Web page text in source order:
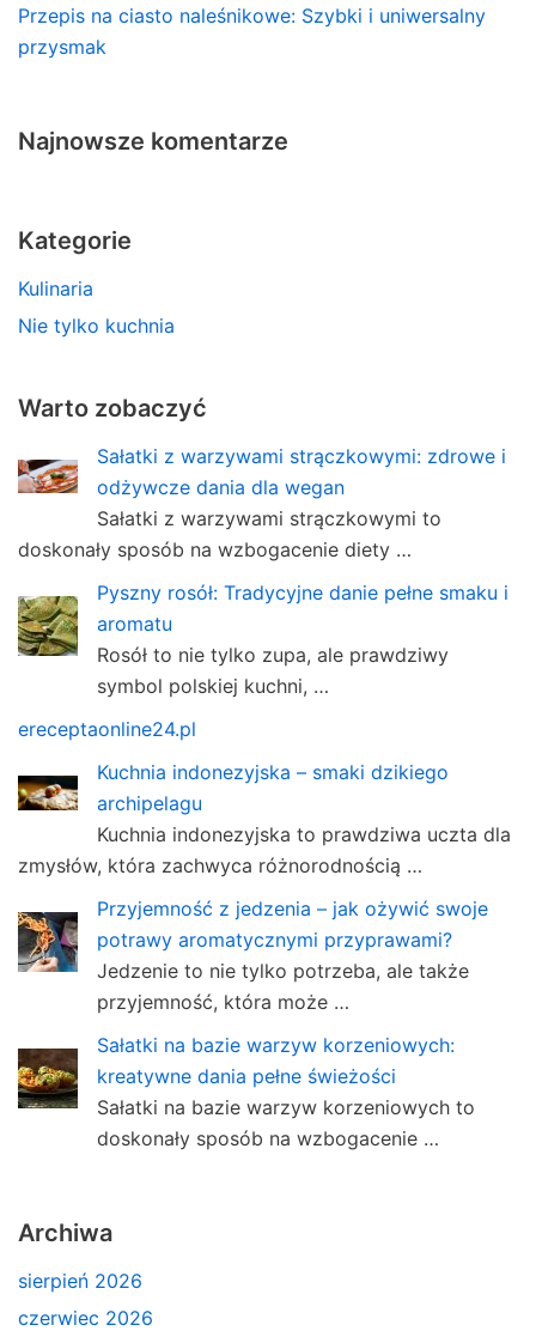
Przepis na ciasto naleśnikowe: Szybki i uniwersalny
przysmak
Najnowsze komentarze
Kategorie
Kulinaria
Nie tylko kuchnia
Warto zobaczyć
Sałatki z warzywami strączkowymi: zdrowe i
odżywcze dania dla wegan
Sałatki z warzywami strączkowymi to
doskonały sposób na wzbogacenie diety …
Pyszny rosół: Tradycyjne danie pełne smaku i
aromatu
Rosół to nie tylko zupa, ale prawdziwy
symbol polskiej kuchni, …
ereceptaonline24.pl
Kuchnia indonezyjska – smaki dzikiego
archipelagu
Kuchnia indonezyjska to prawdziwa uczta dla
zmysłów, która zachwyca różnorodnością …
Przyjemność z jedzenia – jak ożywić swoje
potrawy aromatycznymi przyprawami?
Jedzenie to nie tylko potrzeba, ale także
przyjemność, która może …
Sałatki na bazie warzyw korzeniowych:
kreatywne dania pełne świeżości
Sałatki na bazie warzyw korzeniowych to
doskonały sposób na wzbogacenie …
Archiwa
sierpień 2026
czerwiec 2026